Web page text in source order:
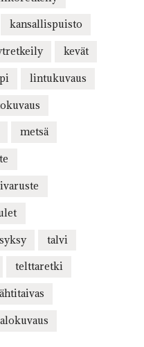
kansallispuisto
kevät
lintukuvaus
metsä
syksy talvi
telttaretki